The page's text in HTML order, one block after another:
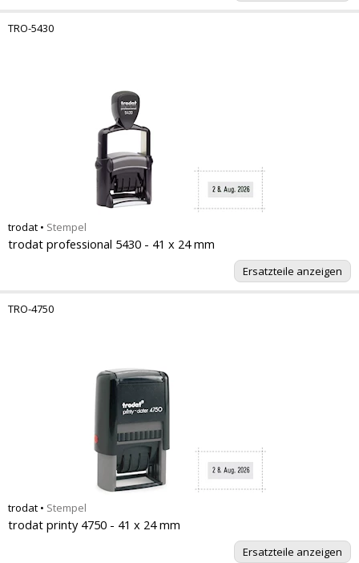
TRO-5430
trodat • Stempel
trodat professional 5430 - 41 x 24 mm
Ersatzteile anzeigen
TRO-4750
trodat • Stempel
trodat printy 4750 - 41 x 24 mm
Ersatzteile anzeigen